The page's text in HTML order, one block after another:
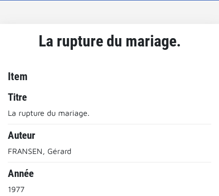
La rupture du mariage.
Item
Titre
La rupture du mariage.
Auteur
FRANSEN, Gérard
Année
1977